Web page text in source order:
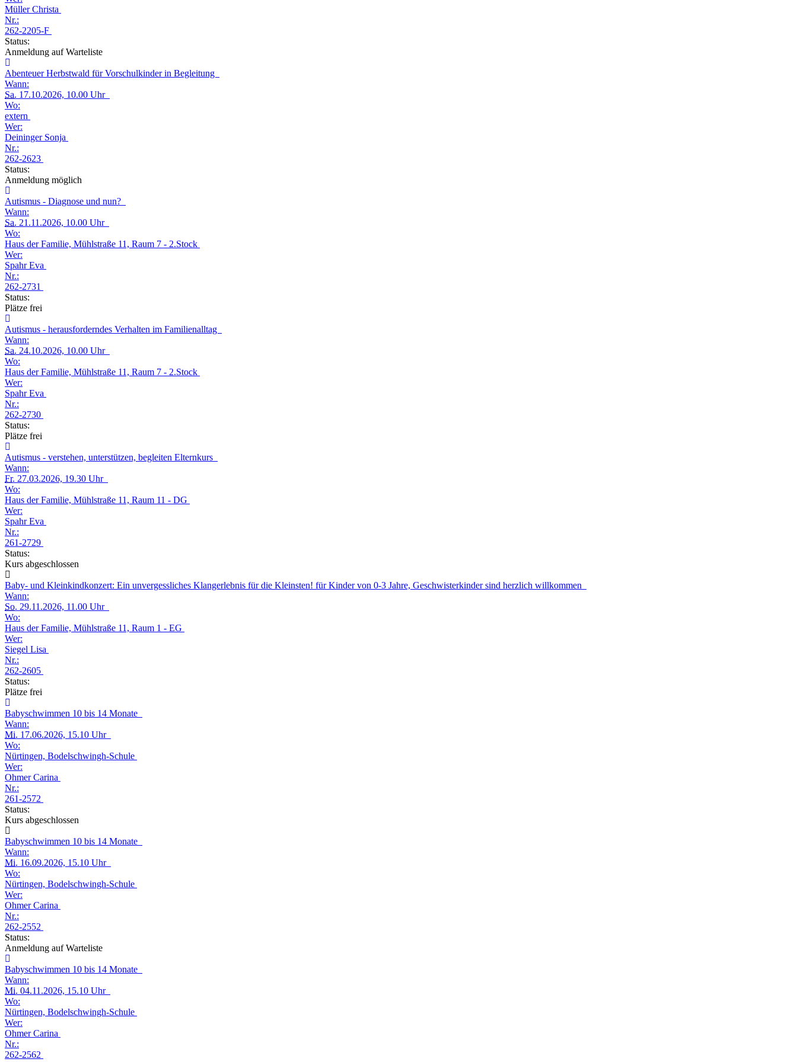
Müller Christa
Nr.:
262-2205-F
Status:
Anmeldung auf Warteliste
Abenteuer Herbstwald für Vorschulkinder in Begleitung
Wann:
Sa. 17.10.2026, 10.00 Uhr
Wo:
extern
Wer:
Deininger Sonja
Nr.:
262-2623
Status:
Anmeldung möglich
Autismus - Diagnose und nun?
Wann:
Sa. 21.11.2026, 10.00 Uhr
Wo:
Haus der Familie, Mühlstraße 11, Raum 7 - 2.Stock
Wer:
Spahr Eva
Nr.:
262-2731
Status:
Plätze frei
Autismus - herausforderndes Verhalten im Familienalltag
Wann:
Sa. 24.10.2026, 10.00 Uhr
Wo:
Haus der Familie, Mühlstraße 11, Raum 7 - 2.Stock
Wer:
Spahr Eva
Nr.:
262-2730
Status:
Plätze frei
Autismus - verstehen, unterstützen, begleiten Elternkurs
Wann:
Fr. 27.03.2026, 19.30 Uhr
Wo:
Haus der Familie, Mühlstraße 11, Raum 11 - DG
Wer:
Spahr Eva
Nr.:
261-2729
Status:
Kurs abgeschlossen
Baby- und Kleinkindkonzert: Ein unvergessliches Klangerlebnis für die Kleinsten! für Kinder von 0-3 Jahre, Geschwisterkinder sind herzlich willkommen
Wann:
So. 29.11.2026, 11.00 Uhr
Wo:
Haus der Familie, Mühlstraße 11, Raum 1 - EG
Wer:
Siegel Lisa
Nr.:
262-2605
Status:
Plätze frei
Babyschwimmen 10 bis 14 Monate
Wann:
Mi. 17.06.2026, 15.10 Uhr
Wo:
Nürtingen, Bodelschwingh-Schule
Wer:
Ohmer Carina
Nr.:
261-2572
Status:
Kurs abgeschlossen
Babyschwimmen 10 bis 14 Monate
Wann:
Mi. 16.09.2026, 15.10 Uhr
Wo:
Nürtingen, Bodelschwingh-Schule
Wer:
Ohmer Carina
Nr.:
262-2552
Status:
Anmeldung auf Warteliste
Babyschwimmen 10 bis 14 Monate
Wann:
Mi. 04.11.2026, 15.10 Uhr
Wo:
Nürtingen, Bodelschwingh-Schule
Wer:
Ohmer Carina
Nr.:
262-2562